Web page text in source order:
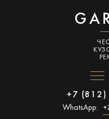
+7
WhatsApp: